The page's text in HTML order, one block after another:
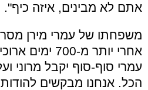
אתם לא מבינים, איזה כיף".
משפחתו של עמרי מירן
אחרי יותר מ-
עמרי סוף-סוף יקבל מרוני
הכל. אנחנו מבקשים